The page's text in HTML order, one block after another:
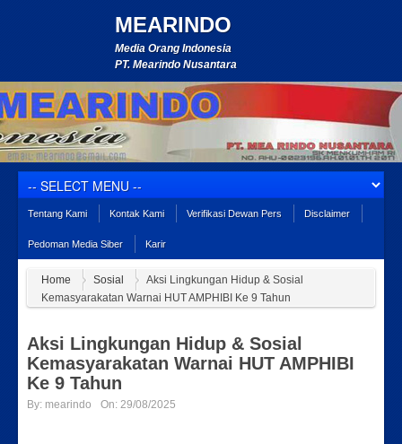
MEARINDO
Media Orang Indonesia
PT. Mearindo Nusantara
Tentang Kami Kontak Kami Verifikasi Dewan Pers Disclaimer
Pedoman Media Siber Karir
Home Sosial
Aksi Lingkungan Hidup & Sosial
Kemasyarakatan Warnai HUT AMPHIBI Ke 9 Tahun
Aksi Lingkungan Hidup & Sosial
Kemasyarakatan Warnai HUT AMPHIBI
Ke 9 Tahun
By: mearindo On: 29/08/2025